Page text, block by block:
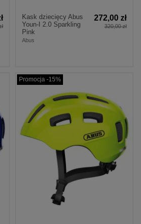
Kask dziecięcy Abus
Youn-I 2.0 Sparkling
Pink
Abus
272,00 zł
320,00 zł
Promocja -15%